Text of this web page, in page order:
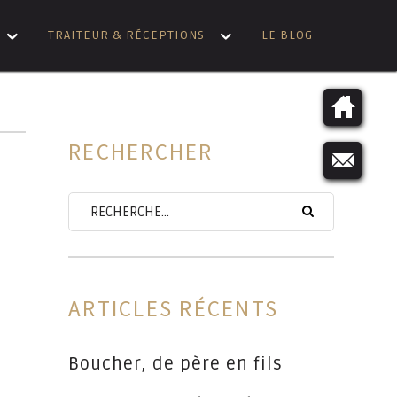
TRAITEUR & RÉCEPTIONS LE BLOG
RECHERCHER
ARTICLES RÉCENTS
Boucher, de père en fils